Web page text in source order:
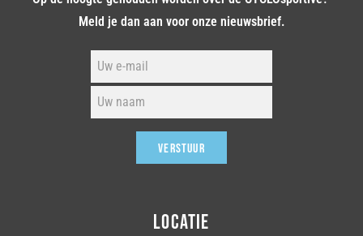
Meld je dan aan voor onze nieuwsbrief.
VERSTUUR
LOCATIE